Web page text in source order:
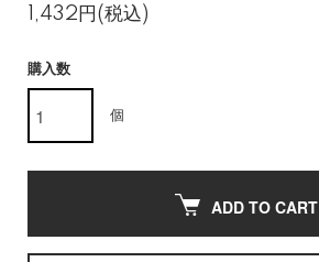
1,432円(税込)
購入数
個
ADD TO CART